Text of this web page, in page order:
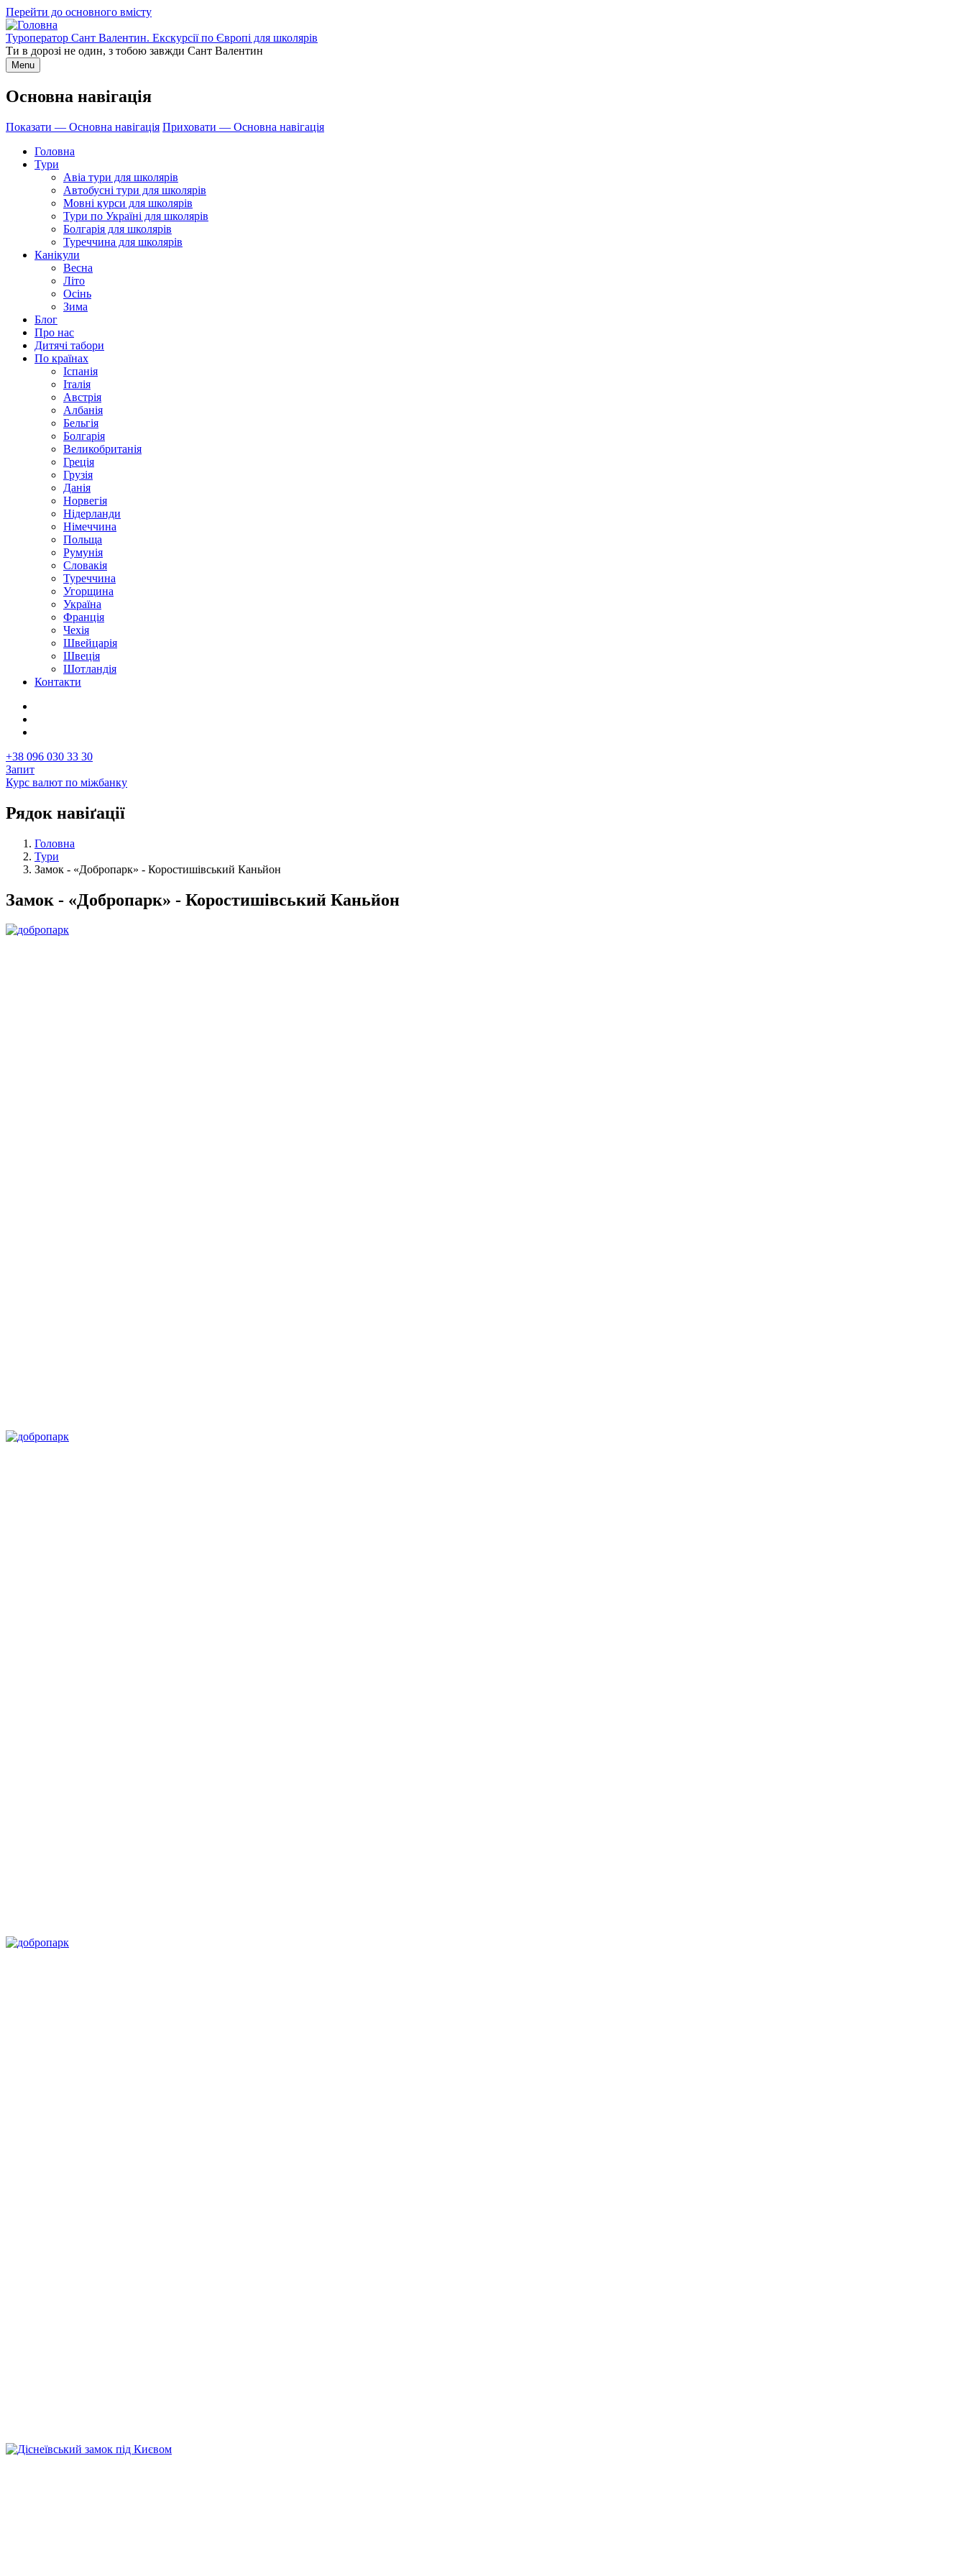
Перейти до основного вмісту
Туроператор Сант Валентин. Екскурсії по Європі для школярів
Ти в дорозі не один, з тобою завжди Сант Валентин
Menu
Основна навігація
Показати — Основна навігація Приховати — Основна навігація
Головна
Тури
Авіа тури для школярів
Автобусні тури для школярів
Мовні курси для школярів
Тури по Україні для школярів
Болгарія для школярів
Туреччина для школярів
Канікули
Весна
Літо
Осінь
Зима
Блог
Про нас
Дитячі табори
По країнах
Іспанія
Італія
Австрія
Албанія
Бельгія
Болгарія
Великобританія
Греція
Грузія
Данія
Норвегія
Нідерланди
Німеччина
Польща
Румунія
Словакія
Туреччина
Угорщина
Україна
Франція
Чехія
Швейцарія
Швеція
Шотландія
Контакти
+38 096 030 33 30
Запит
Курс валют по міжбанку
Рядок навіґації
Головна
Тури
Замок - «Добропарк» - Коростишівський Каньйон
Замок - «Добропарк» - Коростишівський Каньйон